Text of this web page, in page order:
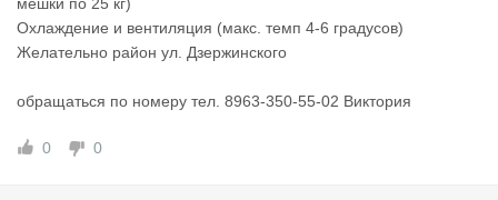
Охлаждение и вентиляция (макс. темп 4-6 градусов)
Желательно район ул. Дзержинского
обращаться по номеру тел. 8963-350-55-02 Виктория
0 0